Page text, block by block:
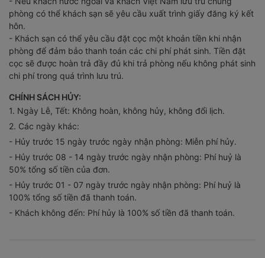
phòng có thể khách sạn sẽ yêu cầu xuất trình giấy đăng ký kết
hôn.
- Khách sạn có thể yêu cầu đặt cọc một khoản tiền khi nhận
phòng để đảm bảo thanh toán các chi phí phát sinh. Tiền đặt
cọc sẽ được hoàn trả đầy đủ khi trả phòng nếu không phát sinh
chi phí trong quá trình lưu trú.
CHÍNH SÁCH HỦY:
1. Ngày Lễ, Tết: Không hoàn, không hủy, không đổi lịch.
2. Các ngày khác:
- Hủy trước 15 ngày trước ngày nhận phòng: Miễn phí hủy.
- Hủy trước 08 - 14 ngày trước ngày nhận phòng: Phí huỷ là
50% tổng số tiền của đơn.
- Hủy trước 01 - 07 ngày trước ngày nhận phòng: Phí huỷ là
100% tổng số tiền đã thanh toán.
- Khách không đến: Phí hủy là 100% số tiền đã thanh toán.